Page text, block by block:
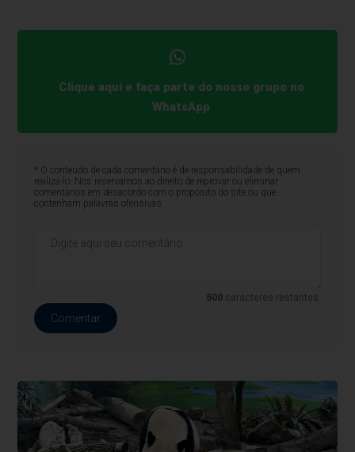
Clique aqui e faça parte do nosso grupo no
WhatsApp
* O conteúdo de cada comentário é de responsabilidade de quem
realizá-lo. Nos reservamos ao direito de reprovar ou eliminar
comentários em desacordo com o propósito do site ou que
contenham palavras ofensivas.
500 caracteres restantes.
Comentar